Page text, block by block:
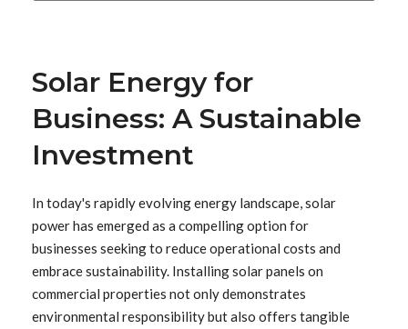
Solar Energy for
Business: A Sustainable
Investment
In today's rapidly evolving energy landscape, solar
power has emerged as a compelling option for
businesses seeking to reduce operational costs and
embrace sustainability. Installing solar panels on
commercial properties not only demonstrates
environmental responsibility but also offers tangible